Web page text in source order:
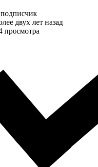
двух лет назад
просмотра